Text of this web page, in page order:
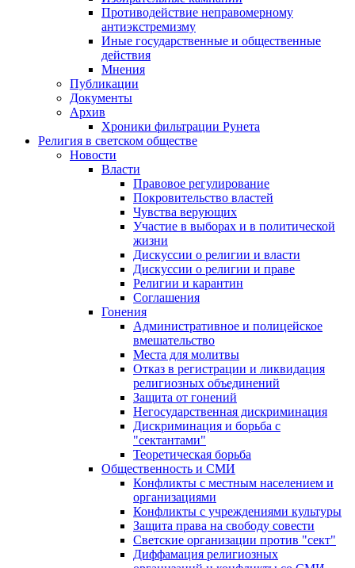
Противодействие неправомерному
антиэкстремизму
Иные государственные и общественные
действия
Мнения
Публикации
Документы
Архив
Хроники фильтрации Рунета
Религия в светском обществе
Новости
Власти
Правовое регулирование
Покровительство властей
Чувства верующих
Участие в выборах и в политической
жизни
Дискуссии о религии и власти
Дискуссии о религии и праве
Религии и карантин
Соглашения
Гонения
Административное и полицейское
вмешательство
Места для молитвы
Отказ в регистрации и ликвидация
религиозных объединений
Защита от гонений
Негосударственная дискриминация
Дискриминация и борьба с
"сектантами"
Теоретическая борьба
Общественность и СМИ
Конфликты с местным населением и
организациями
Конфликты с учреждениями культуры
Защита права на свободу совести
Светские организации против "сект"
Диффамация религиозных